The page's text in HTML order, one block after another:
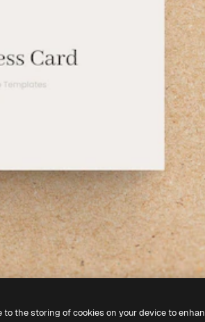
to the storing of cookies on your device to